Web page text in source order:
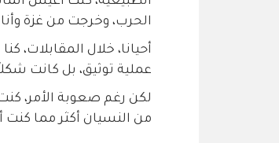
الحرب، وخرجت من غزة
أحيانا، خلال المقابلات،
عملية توثيق، بل كانت
لكن رغم صعوبة الأمر،
من النسيان أكثر مما